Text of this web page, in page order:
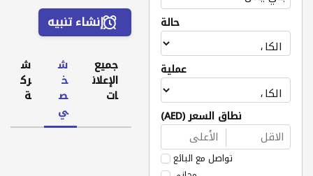
حالة
عملية
نطاق السعر (AED)
تواصل مع البائع
إنشاء تنبيه
جميع
الإعلان
ات
ش
خ
ص
ي
ش
رك
ة